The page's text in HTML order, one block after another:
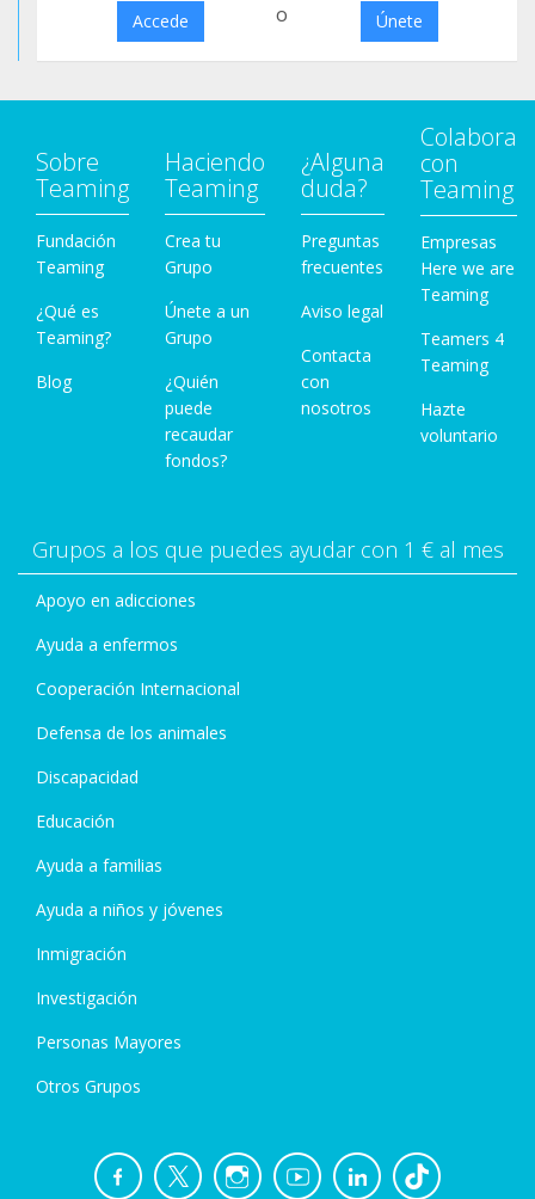
Accede o Únete
Sobre
Teaming
Fundación
Teaming
¿Qué es
Teaming?
Blog
Haciendo
Teaming
Crea tu
Grupo
Únete a un
Grupo
¿Quién
puede
recaudar
fondos?
¿Alguna
duda?
Preguntas
frecuentes
Aviso legal
Contacta
con
nosotros
Colabora
con
Teaming
Empresas
Here we are
Teaming
Teamers 4
Teaming
Hazte
voluntario
Grupos a los que puedes ayudar con 1 € al mes
Apoyo en adicciones
Ayuda a enfermos
Cooperación Internacional
Defensa de los animales
Discapacidad
Educación
Ayuda a familias
Ayuda a niños y jóvenes
Inmigración
Investigación
Personas Mayores
Otros Grupos